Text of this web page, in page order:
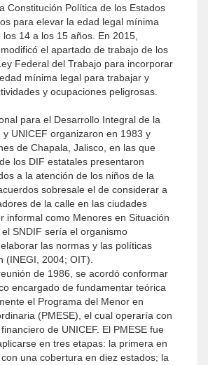
Constitución Política de los Estados
para elevar la edad legal mínima
14 a los 15 años. En 2015,
el apartado de trabajo de los
Federal del Trabajo para incorporar
mínima legal para trabajar y
y ocupaciones peligrosas.
para el Desarrollo Integral de la
y UNICEF organizaron en 1983 y
de Chapala, Jalisco, en las que
los DIF estatales presentaron
a la atención de los niños de la
sobresale el de considerar a
de la calle en las ciudades
informal como Menores en Situación
SNDIF sería el organismo
las normas y las políticas
(INEGI, 2004; OIT).
de 1986, se acordó conformar
encargado de fundamentar teórica
el Programa del Menor en
(PMESE), el cual operaría con
de UNICEF. El PMESE fue
en tres etapas: la primera en
una cobertura en diez estados; la